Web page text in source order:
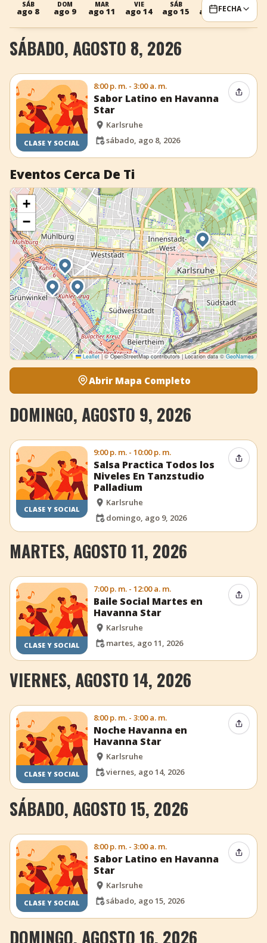
+ Añadir evento
SÁB
ago 8
DOM
ago 9
MAR
ago 11
VIE
ago 14
SÁB
ago 15
DOM
ago 16
MAR
ago 18
FECHA
SÁBADO, AGOSTO 8, 2026
CLASE Y SOCIAL
8:00 p. m. - 3:00 a. m.
Sabor Latino en Havanna
Star
Karlsruhe
sábado, ago 8, 2026
Eventos Cerca De Ti
+
−
Leaflet |© OpenStreetMap contributors | Location data ©GeoNames
Abrir Mapa Completo
DOMINGO, AGOSTO 9, 2026
CLASE Y SOCIAL
9:00 p. m. - 10:00 p. m.
Salsa Practica Todos los
Niveles En Tanzstudio
Palladium
Karlsruhe
domingo, ago 9, 2026
MARTES, AGOSTO 11, 2026
CLASE Y SOCIAL
7:00 p. m. - 12:00 a. m.
Baile Social Martes en
Havanna Star
Karlsruhe
martes, ago 11, 2026
VIERNES, AGOSTO 14, 2026
CLASE Y SOCIAL
8:00 p. m. - 3:00 a. m.
Noche Havanna en
Havanna Star
Karlsruhe
viernes, ago 14, 2026
SÁBADO, AGOSTO 15, 2026
CLASE Y SOCIAL
8:00 p. m. - 3:00 a. m.
Sabor Latino en Havanna
Star
Karlsruhe
sábado, ago 15, 2026
DOMINGO, AGOSTO 16, 2026